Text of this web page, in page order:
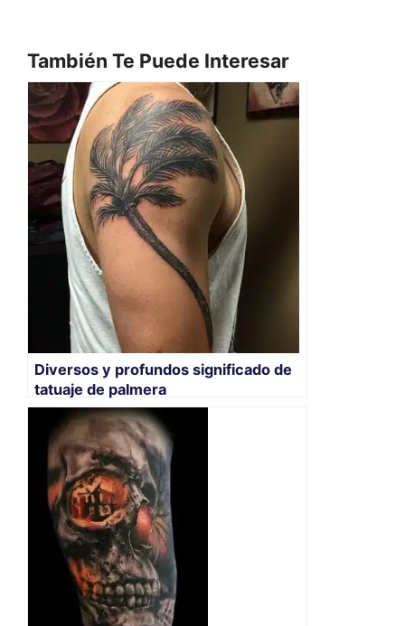
También Te Puede Interesar
Diversos y profundos significado de
tatuaje de palmera